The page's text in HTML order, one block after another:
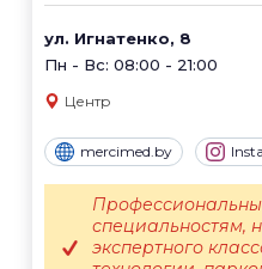
ул. Игнатенко, 8
Пн - Вс: 08:00 - 21:00
Центр
mercimed.by
специальностям,
экспертного